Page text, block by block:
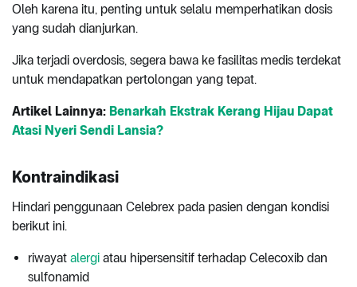
Oleh karena itu, penting untuk selalu memperhatikan dosis
yang sudah dianjurkan.
Jika terjadi overdosis, segera bawa ke fasilitas medis terdekat
untuk mendapatkan pertolongan yang tepat.
Artikel Lainnya: Benarkah Ekstrak Kerang Hijau Dapat
Atasi Nyeri Sendi Lansia?
Kontraindikasi
Hindari penggunaan Celebrex pada pasien dengan kondisi
berikut ini.
riwayat alergi atau hipersensitif terhadap Celecoxib dan
sulfonamid